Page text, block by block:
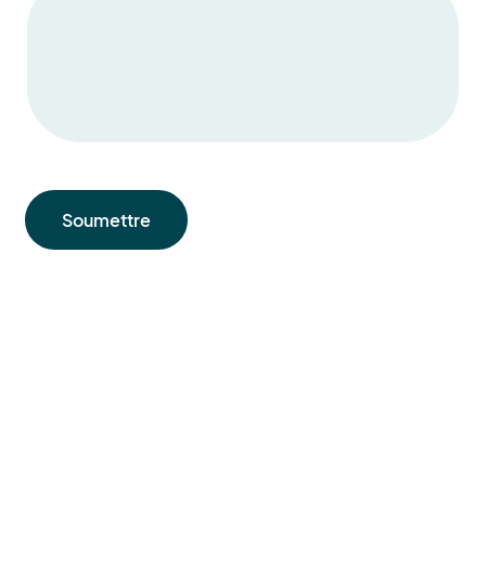
Soumettre